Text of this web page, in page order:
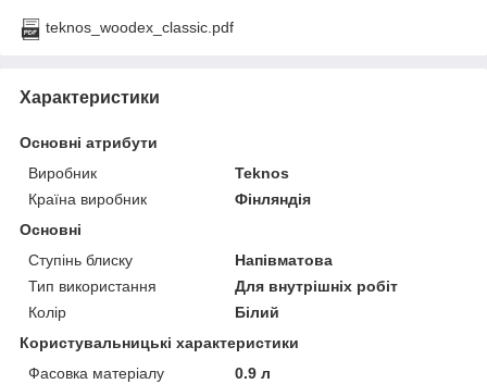
teknos_woodex_classic.pdf
Характеристики
Основні атрибути
Виробник
Teknos
Країна виробник
Фінляндія
Основні
Ступінь блиску
Напівматова
Тип використання
Для внутрішніх робіт
Колір
Білий
Користувальницькі характеристики
Фасовка матеріалу
0.9 л